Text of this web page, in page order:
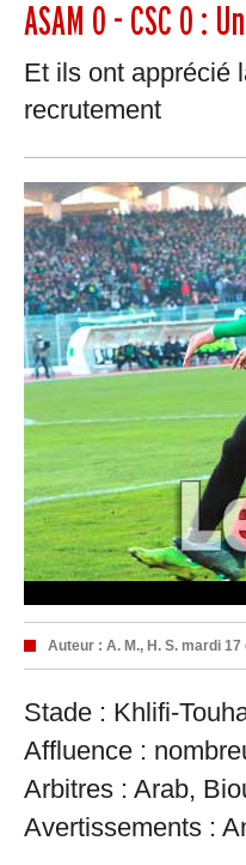
ASAM 0 - CSC 0 :
Et ils ont apprécié
recrutement
Auteur : A. M., H. S. mardi 17
Stade : Khlifi-
Affluence :
Arbitres : Arab,
Avertissements :